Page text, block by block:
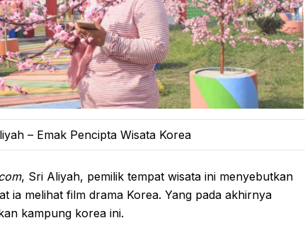
– Emak Pencipta Wisata Korea
, Sri Aliyah, pemilik tempat wisata ini menyebutkan
ia melihat film drama Korea. Yang pada akhirnya
kampung korea ini.